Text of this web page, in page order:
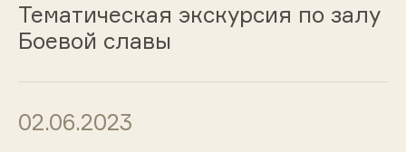
Тематическая экскурсия по залу
Боевой славы
02.06.2023